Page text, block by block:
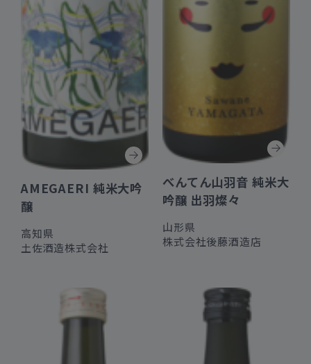
AMEGAERI 純米大吟
醸
高知県
土佐酒造株式会社
べんてん山羽音 純米大
吟醸 出羽燦々
山形県
株式会社後藤酒造店